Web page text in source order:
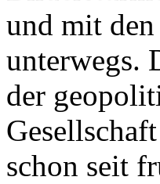
und mit den
unterwegs.
der
schon seit